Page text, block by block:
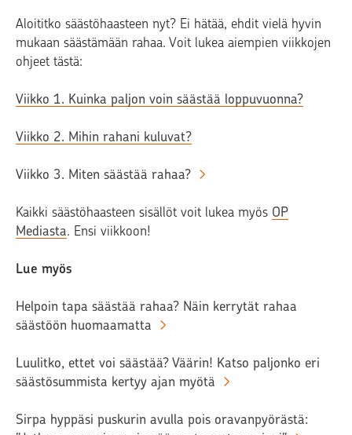
Aloititko säästöhaasteen nyt? Ei hätää, ehdit vielä hyvin
mukaan säästämään rahaa. Voit lukea aiempien viikkojen
ohjeet tästä:
Viikko 1. Kuinka paljon voin säästää loppuvuonna?
Viikko 2. Mihin rahani kuluvat?
Viikko 3. Miten säästää rahaa?
Kaikki säästöhaasteen sisällöt voit lukea myös OP
Mediasta. Ensi viikkoon!
Lue myös
Helpoin tapa säästää rahaa? Näin kerrytät rahaa
säästöön huomaamatta
Luulitko, ettet voi säästää? Väärin! Katso paljonko eri
säästösummista kertyy ajan myötä
Sirpa hyppäsi puskurin avulla pois oravanpyörästä: